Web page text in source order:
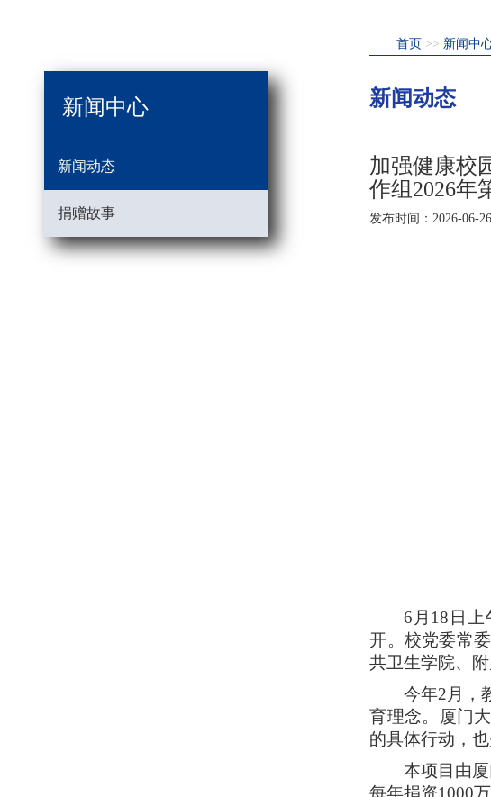
新闻中心
新闻动态
捐赠故事
首页 >> 新闻中
新闻动态
加强健康校
作组2026年
发布时间：2026-06-
6月18日上
开。校党委常
共卫生学院、
今年2月，
育理念。厦门
的具体行动，
本项目由